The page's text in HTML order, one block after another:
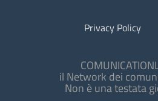
Privacy Policy
il Network dei
Non è una testata